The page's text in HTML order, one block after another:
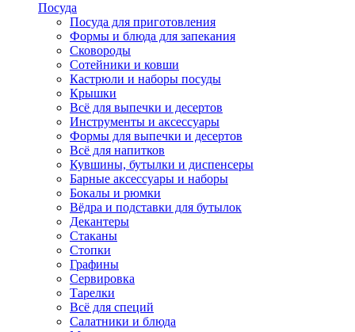
Посуда
Посуда для приготовления
Формы и блюда для запекания
Сковороды
Сотейники и ковши
Кастрюли и наборы посуды
Крышки
Всё для выпечки и десертов
Инструменты и аксессуары
Формы для выпечки и десертов
Всё для напитков
Кувшины, бутылки и диспенсеры
Барные аксессуары и наборы
Бокалы и рюмки
Вёдра и подставки для бутылок
Декантеры
Стаканы
Стопки
Графины
Сервировка
Тарелки
Всё для специй
Салатники и блюда